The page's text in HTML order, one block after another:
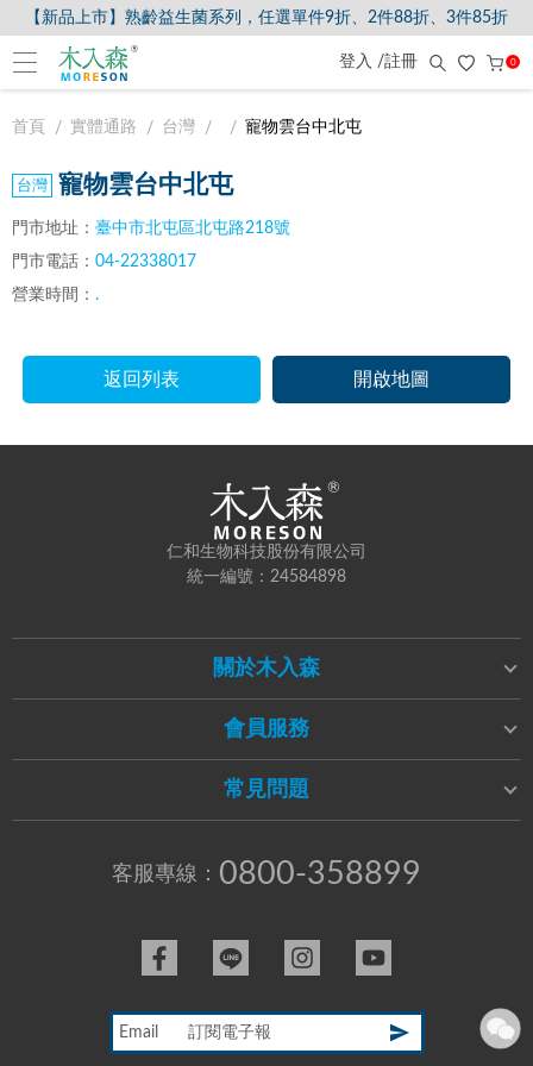
【新品上市】熟齡益生菌系列，任選單件9折、2件88折、3件85折
登入 /註冊 0
首頁 實體通路 台灣 寵物雲台中北屯
寵物雲台中北屯
門市地址： 臺中市北屯區北屯路218號
門市電話： 04-22338017
營業時間： .
返回列表 開啟地圖
仁和生物科技股份有限公司
統一編號：24584898
關於木入森
會員服務
常見問題
客服專線： 0800-358899
Email